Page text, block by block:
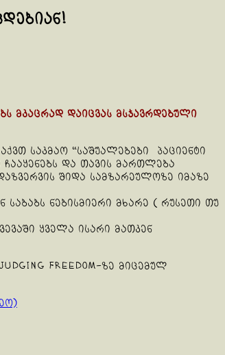
მკაცრად დაიცვას მსჯავრდებული
საკმაო “საშუალებები პაციენტი
და თავის მართლება
შიდა სამზარეულოზე იმაზე
საბაბს ნებისმიერი მხარე ( რუსეთი თუ
ყველა ისარი მათკენ
Freedom-ზე მიცემულ